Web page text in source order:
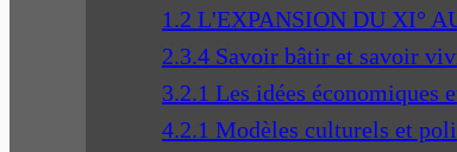
1.2 L'EXPANSION DU XI°
2.3.4 Savoir bâtir et savoir
3.2.1 Les idées économiques
4.2.1 Modèles culturels et